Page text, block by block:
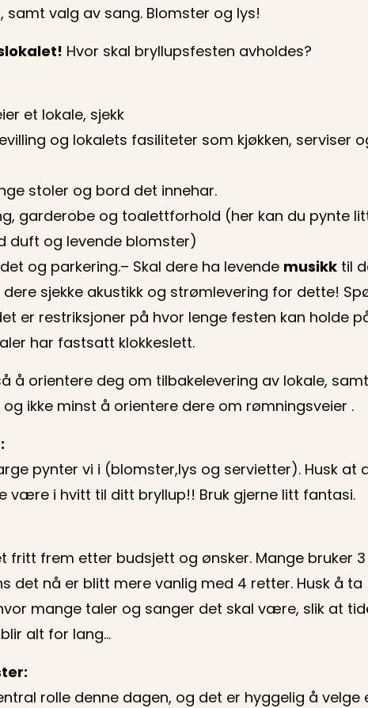
samt valg av sang. Blomster og lys!
Hvor skal bryllupsfesten avholdes?
et lokale, sjekk
og lokalets fasiliteter som kjøkken, serviser
stoler og bord det innehar.
garderobe og toalettforhold (her kan du pynte
duft og levende blomster)
og parkering.– Skal dere ha levende musikk til
sjekke akustikk og strømlevering for dette!
er restriksjoner på hvor lenge festen kan holde
har fastsatt klokkeslett.
å orientere deg om tilbakelevering av lokale, samt
ikke minst å orientere dere om rømningsveier .
pynter vi i (blomster,lys og servietter). Husk at
være i hvitt til ditt bryllup!! Bruk gjerne litt fantasi.
fritt frem etter budsjett og ønsker. Mange bruker 3
det nå er blitt mere vanlig med 4 retter. Husk å ta
mange taler og sanger det skal være, slik at
alt for lang…
rolle denne dagen, og det er hyggelig å velge